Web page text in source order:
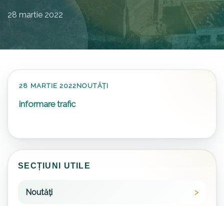
28 martie 2022
28 MARTIE 2022NOUTĂȚI
informare trafic
SECȚIUNI UTILE
Noutăți